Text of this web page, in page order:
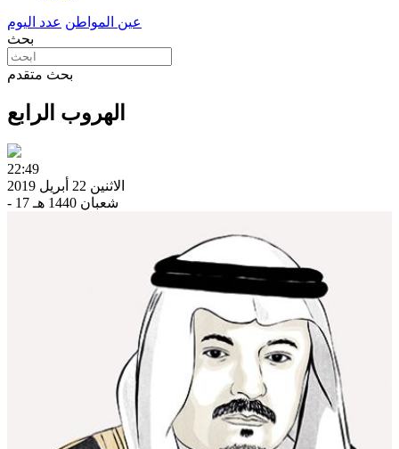
عين المواطن عدد اليوم
بحث
بحث متقدم
الهروب الرابع
22:49
الاثنين 22 أبريل 2019
- 17 شعبان 1440 هـ